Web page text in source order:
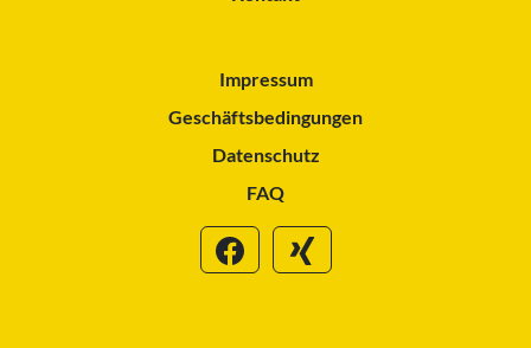
Impressum
Geschäftsbedingungen
Datenschutz
FAQ